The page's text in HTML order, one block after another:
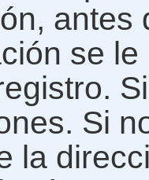
antes
se
Si
la